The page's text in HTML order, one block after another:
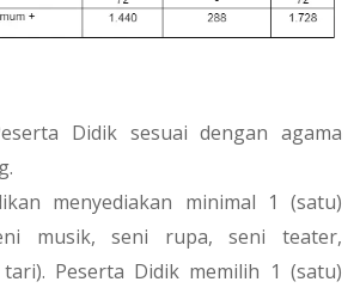
Didik sesuai dengan agama
menyediakan minimal 1 (satu)
musik, seni rupa, seni teater,
Peserta Didik memilih 1 (satu)